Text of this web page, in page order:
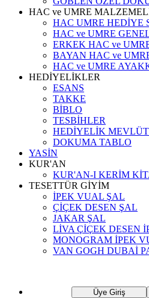
HAC ve UMRE
HAC UMRE HEDİYE
HAC ve UMRE
ERKEK HAC ve
BAYAN HAC ve
HAC ve UMRE
HEDİYELİKLER
ESANS
TAKKE
BİBLO
TESBİHLER
HEDİYELİK
DOKUMA TABLO
YASİN
KUR'AN
KUR'AN-I KERİM
TESETTÜR GİYİM
İPEK VUAL ŞAL
ÇİÇEK DESEN ŞAL
JAKAR ŞAL
LİVA ÇİÇEK DESEN
MONOGRAM İPEK
VAN GOGH DUBAİ
Üye Giriş